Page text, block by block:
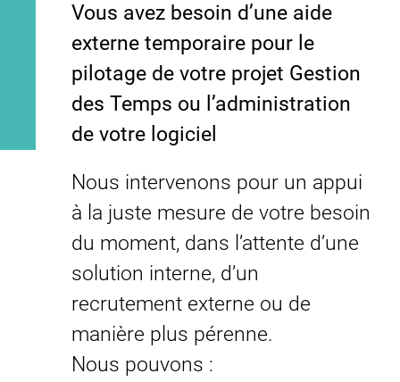
Vous avez besoin d’une aide
externe temporaire pour le
pilotage de votre projet Gestion
des Temps ou l’administration
de votre logiciel
Nous intervenons pour un appui
à la juste mesure de votre besoin
du moment, dans l’attente d’une
solution interne, d’un
recrutement externe ou de
manière plus pérenne.
Nous pouvons :